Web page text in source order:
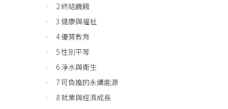
2 終結饑餓
3 健康與福祉
4 優質教育
5 性別平等
6 淨水與衛生
7 可負擔的永續能源
8 就業與經濟成長